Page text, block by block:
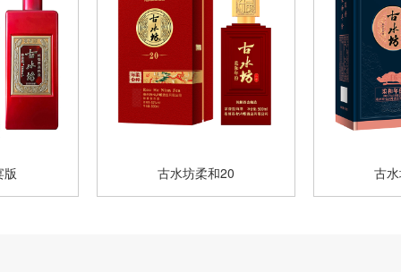
版 古水坊柔和20 古